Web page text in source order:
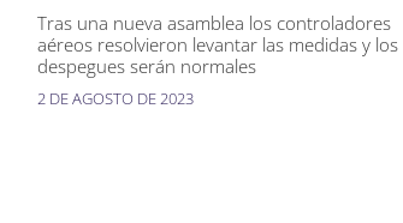
Tras una nueva asamblea los controladores
aéreos resolvieron levantar las medidas y los
despegues serán normales
2 DE AGOSTO DE 2023